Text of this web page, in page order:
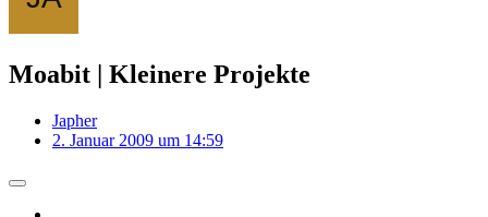
Moabit | Kleinere Projekte
Japher
2. Januar 2009 um 14:59